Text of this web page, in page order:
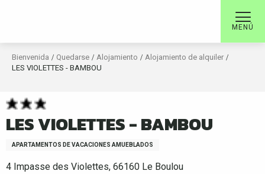
MENÚ
Bienvenida Quedarse Alojamiento
Alojamiento de alquiler
LES VIOLETTES - BAMBOU
LES VIOLETTES - BAMBOU
APARTAMENTOS DE VACACIONES AMUEBLADOS
4 Impasse des Violettes, 66160 Le Boulou